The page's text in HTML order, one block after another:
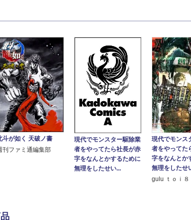
斗が如く 天破ノ書
刊ファミ通編集部
現代でモンスター駆除業
者をやってたら社長が赤
字をなんとかするために
無理をしたせい...
現代でモンス
者をやってた
字をなんとか
無理をしたせ
gulu ｔｏｉ８